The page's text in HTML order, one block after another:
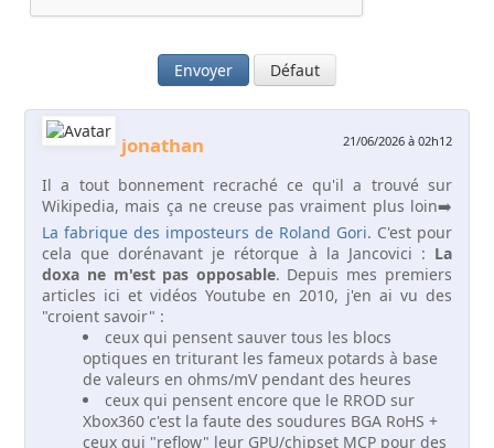
Envoyer Défaut
jonathan 21/06/2026 à 02h12
Il a tout bonnement recraché ce qu'il a trouvé sur
Wikipedia, mais ça ne creuse pas vraiment plus loin➡️
La fabrique des imposteurs de Roland Gori. C'est pour
cela que dorénavant je rétorque à la Jancovici : La
doxa ne m'est pas opposable. Depuis mes premiers
articles ici et vidéos Youtube en 2010, j'en ai vu des
"croient savoir" :
ceux qui pensent sauver tous les blocs
optiques en triturant les fameux potards à base
de valeurs en ohms/mV pendant des heures
ceux qui pensent encore que le RROD sur
Xbox360 c'est la faute des soudures BGA RoHS +
ceux qui "reflow" leur GPU/chipset MCP pour des